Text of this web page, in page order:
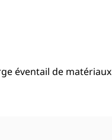
éventail de matériaux